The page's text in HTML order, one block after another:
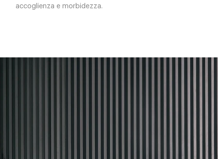
accoglienza e morbidezza.